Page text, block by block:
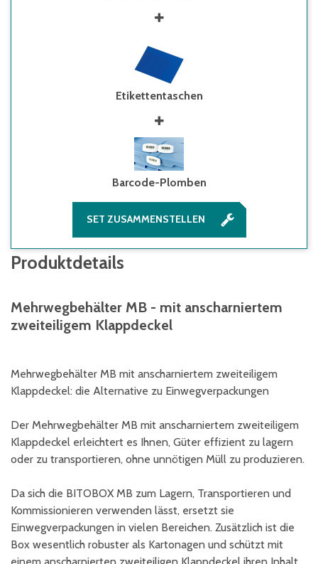
Etikettentaschen
Barcode-Plomben
SET ZUSAMMENSTELLEN
Produktdetails
Mehrwegbehälter MB - mit anscharniertem
zweiteiligem Klappdeckel
Mehrwegbehälter MB mit anscharniertem zweiteiligem
Klappdeckel: die Alternative zu Einwegverpackungen
Der Mehrwegbehälter MB mit anscharniertem zweiteiligem
Klappdeckel erleichtert es Ihnen, Güter effizient zu lagern
oder zu transportieren, ohne unnötigen Müll zu produzieren.
Da sich die BITOBOX MB zum Lagern, Transportieren und
Kommissionieren verwenden lässt, ersetzt sie
Einwegverpackungen in vielen Bereichen. Zusätzlich ist die
Box wesentlich robuster als Kartonagen und schützt mit